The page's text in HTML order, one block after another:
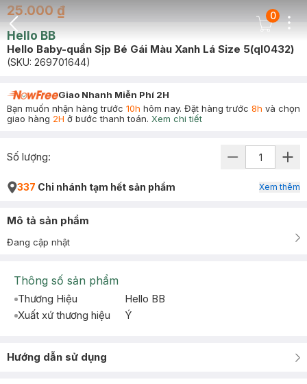
Back Icon
Cart Icon
0
25.000 ₫
Hello BB
Hello Baby-quần Sịp Bé Gái Màu Xanh Lá Size 5(ql0432)
(SKU: 269701644)
Giao Nhanh Miễn Phí 2H
Bạn muốn nhận hàng trước 10h hôm nay. Đặt hàng trước 8h và chọn
giao hàng 2H ở bước thanh toán. Xem chi tiết
Số lượng:
337 Chi nhánh tạm hết sản phẩm Xem thêm
Mô tả sản phẩm
Đang cập nhật
Thông số sản phẩm
Thương Hiệu
Hello BB
Xuất xứ thương hiệu
Ý
Hướng dẫn sử dụng